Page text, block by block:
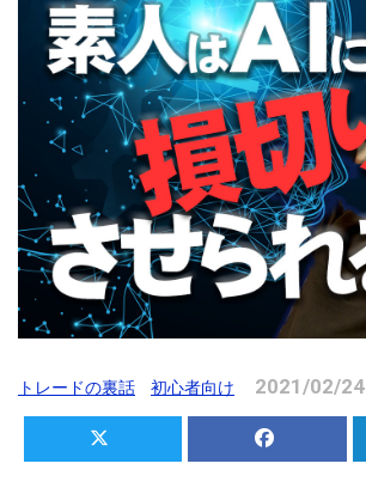
トレードの裏話 初心者向け 2021/02/24